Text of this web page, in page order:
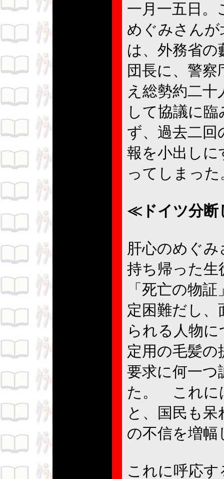
一月一五日。
めぐみさんが
は、外務省の
団長に、警察
え総勢約二
して協議に
ず、過去二回
報を小出しに
ってしまっ
≪ドイツ分断
肝心のめぐ
持ち帰った生
「死亡の物
定困難だし
られる人物
定用の毛髪の
要求に何一つ
た。 これに
と、国民も
の不信を増
これに呼応